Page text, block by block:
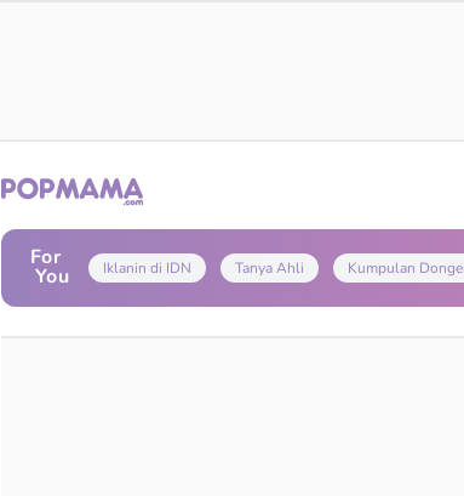
For
You Iklanin di IDN Tanya Ahli Kumpulan